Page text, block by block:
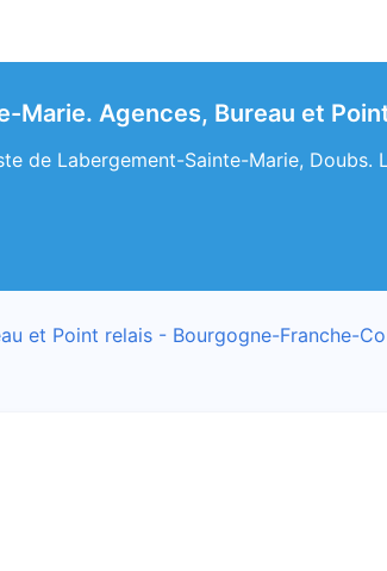
Marie. Agences, Bureau et
de Labergement-Sainte-Marie,
et Point relais - Bourgogne-Franche-